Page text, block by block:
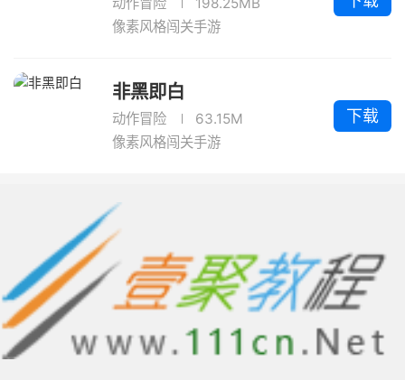
像素风格闯关手游
非黑即白
动作冒险
63.15M
像素风格闯关手游
下载